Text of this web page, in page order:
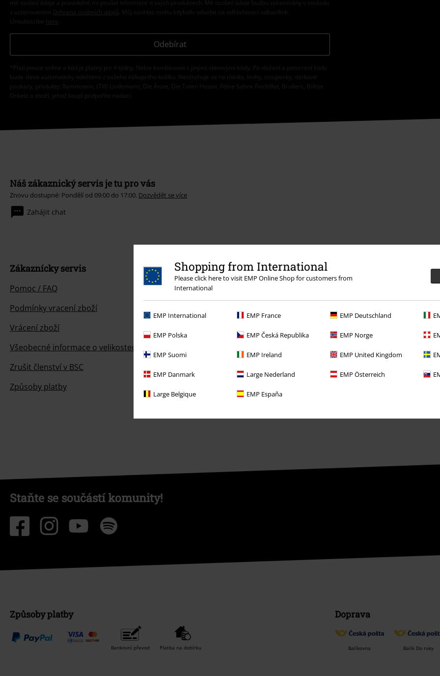
Shopping from International
Please click here to visit EMP Online Shop for customers from
International
EMP International EMP France EMP Deutschland
EMP Polska EMP Česká Republika EMP Norge
EMP Suomi EMP Ireland EMP United Kingdom
EMP Danmark Large Nederland EMP Österreich
Large Belgique EMP España
mé osobní údaje a pravidelně mi posílat informace o svých produktech. Mé osobní údaje budou zpracovány v souladu
s ustanoveními
Ochrana osobních údajů . Můj souhlas mohu kdykoliv odvolat na odhlašovací odkaz/link.
Unsubscribe here
Odebírat
*Platí pouze online a kód je platný jen 4 týdny. Nelze kombinovat s jinými slevovými kódy. Po vložení a potvrzení kódu
bude sleva automaticky odečtena z vašeho nákupního košíku. Nevztahuje se na média, knihy, vstupenky, dárkové
poukazy, produkty: Rammstein, (Till) Lindemann, Die Ärzte, Die Toten Hosen, Feine Sahne Fischfilet, Broilers, Böhse
Onkelz a zboží, jehož koupí podpoříte nadaci.
Náš zákaznický servis je tu pro vás
Znovu dostupné: Pondělí od 09:00 do 17:00. Dozvědět se více
Zahájit chat
Zákaznícky servis
Pomoc / FAQ
Podmínky vracení zboží
Vrácení zboží
Všeobecné informace o velikostech
Zrušit členství v BSC
Způsoby platby
Nabídky pro vás
Staňte se součástí komunity!
Způsoby platby
Bankovní převod Platba na dobírku
Doprava
Balíkovna Balík Do ruky